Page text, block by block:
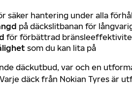
säker hantering under alla
på däckslitbanan för
för förbättrad
som du kan lita på
däckutbud, var och en
däck från Nokian Tyres är